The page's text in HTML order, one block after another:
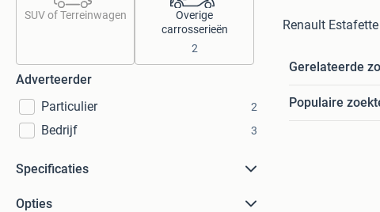
SUV of Terreinwagen
Overige
carrosserieën
2
Adverteerder
Particulier
2
Bedrijf 3
Specificaties
Opties
Renault
Gerelateerde
Populaire